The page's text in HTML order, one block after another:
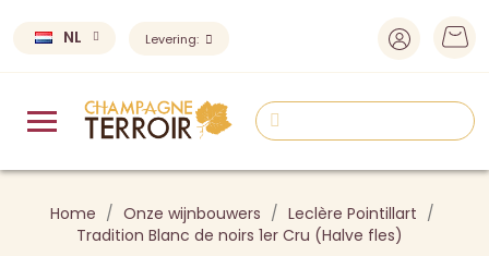
NL Levering:
Home Onze wijnbouwers
Leclère Pointillart
Tradition Blanc de noirs 1er Cru (Halve fles)